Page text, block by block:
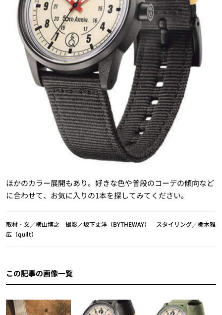
ほかのカラー展開もあり。好きな色や普段のコーデの傾向など
に合わせて、お気に入りの1本を探してみてください。
取材・文／横山博之 撮影／坂下丈洋（BYTHEWAY） スタイリング／栃木雅
広（quilt）
この記事の画像一覧